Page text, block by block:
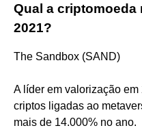
Qual a
2021?
The Sandbox (SAND)
A líder em valorização
criptos ligadas ao
mais de 14.000% no ano.